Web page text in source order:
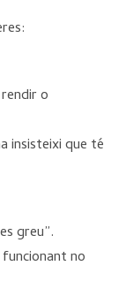
o
insisteixi que té
greu”.
no